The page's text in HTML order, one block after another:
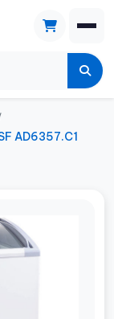
AD6357.C1